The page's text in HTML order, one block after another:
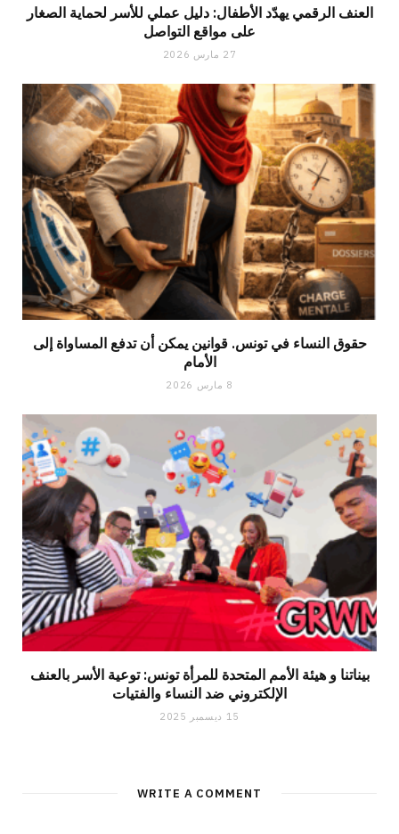
العنف الرقمي يهدّد الأطفال: دليل عملي للأسر لحماية الصغار
على مواقع التواصل
27 مارس 2026
حقوق النساء في تونس. قوانين يمكن أن تدفع المساواة إلى
الأمام
8 مارس 2026
بيناتنا و هيئة الأمم المتحدة للمرأة تونس: توعية الأسر بالعنف
الإلكتروني ضد النساء والفتيات
15 ديسمبر 2025
WRITE A COMMENT